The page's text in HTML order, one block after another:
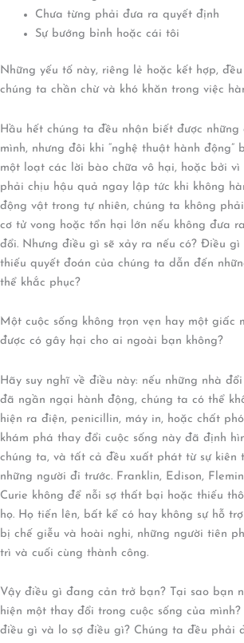
Chưa từng phải đưa ra quyết định
Sự bướng bỉnh hoặc cái tôi
Những yếu tố này, riêng lẻ hoặc kết hợp,
chúng ta chần chừ và khó khăn trong việc
Hầu hết chúng ta đều nhận biết được
mình, nhưng đôi khi “nghệ thuật hành động”
một loạt các lời bào chữa vô hại, hoặc bởi vì
phải chịu hậu quả ngay lập tức khi không
động vật trong tự nhiên, chúng ta không
cơ tử vong hoặc tổn hại lớn nếu không đưa
đổi. Nhưng điều gì sẽ xảy ra nếu có? Điều gì
thiếu quyết đoán của chúng ta dẫn đến
thể khắc phục?
Một cuộc sống không trọn vẹn hay một giấc
được có gây hại cho ai ngoài bạn không?
Hãy suy nghĩ về điều này: nếu những nhà
đã ngần ngại hành động, chúng ta có thể
hiện ra điện, penicillin, máy in, hoặc chất
khám phá thay đổi cuộc sống này đã định
chúng ta, và tất cả đều xuất phát từ sự kiên
những người đi trước. Franklin, Edison,
Curie không để nỗi sợ thất bại hoặc thiếu
họ. Họ tiến lên, bất kể có hay không sự hỗ
bị chế giễu và hoài nghi, những người tiên
trì và cuối cùng thành công.
Vậy điều gì đang cản trở bạn? Tại sao bạn
hiện một thay đổi trong cuộc sống của
điều gì và lo sợ điều gì? Chúng ta đều phải